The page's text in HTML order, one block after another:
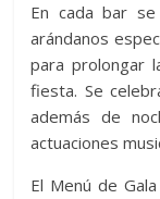
En cada bar se
arándanos
para prolongar
fiesta. Se
además de
actuaciones
El Menú de